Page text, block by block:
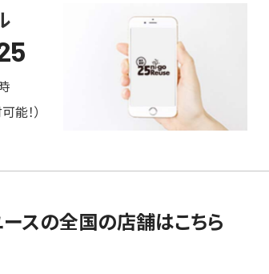
！）
ースの全国の店舗はこちら